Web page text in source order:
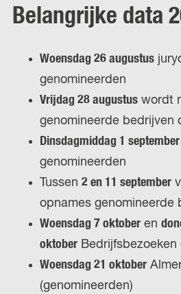
Belangrijke data
Woensdag 26 augustus
genomineerden
Vrijdag 28 augustus wordt
genomineerde bedrijven
Dinsdagmiddag 1 september
genomineerden
Tussen 2 en 11 september
opnames genomineerde
Woensdag 7 oktober en
oktober
Woensdag 21 oktober
(genomineerden)